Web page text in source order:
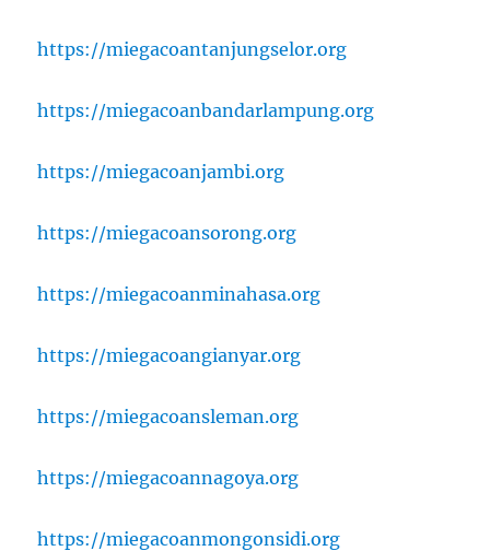
https://miegacoantanjungselor.org
https://miegacoanbandarlampung.org
https://miegacoanjambi.org
https://miegacoansorong.org
https://miegacoanminahasa.org
https://miegacoangianyar.org
https://miegacoansleman.org
https://miegacoannagoya.org
https://miegacoanmongonsidi.org